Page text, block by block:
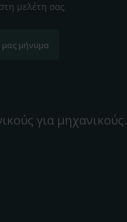
μελέτη σας.
μας μήνυμα
για μηχανικούς.